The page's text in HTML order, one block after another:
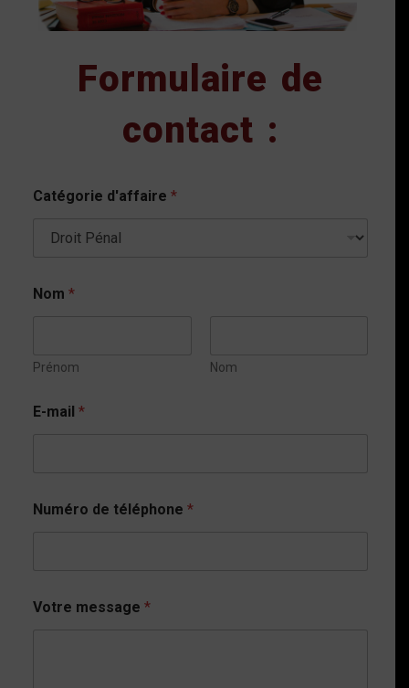
Formulaire de
contact :
Catégorie d'affaire *
Nom *
Prénom Nom
E-mail *
Numéro de téléphone *
Votre message *